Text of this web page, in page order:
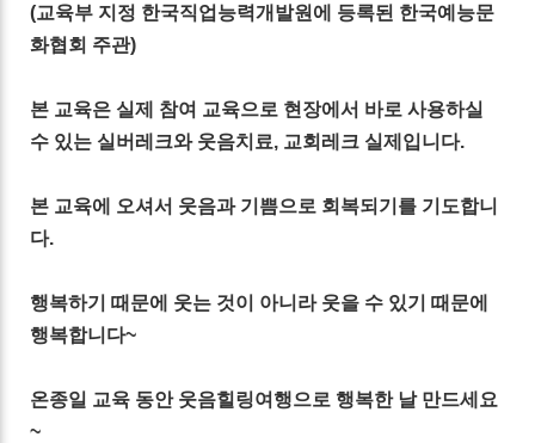
(교육부 지정 한국직업능력개발원에 등록된 한국예능문
화협회 주관)
본 교육은 실제 참여 교육으로 현장에서 바로 사용하실
수 있는 실버레크와 웃음치료, 교회레크 실제입니다.
본 교육에 오셔서 웃음과 기쁨으로 회복되기를 기도합니
다.
행복하기 때문에 웃는 것이 아니라 웃을 수 있기 때문에
행복합니다~
온종일 교육 동안 웃음힐링여행으로 행복한 날 만드세요
~